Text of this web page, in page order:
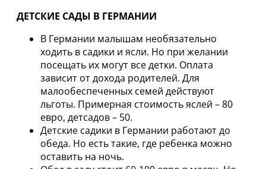
ДЕТСКИЕ САДЫ В ГЕРМАНИИ
В Германии малышам необязательно
ходить в садики и ясли. Но при желании
посещать их могут все детки. Оплата
зависит от дохода родителей. Для
малообеспеченных семей действуют
льготы. Примерная стоимость яслей – 80
евро, детсадов – 50.
Детские садики в Германии работают до
обеда. Но есть такие, где ребенка можно
оставить на ночь.